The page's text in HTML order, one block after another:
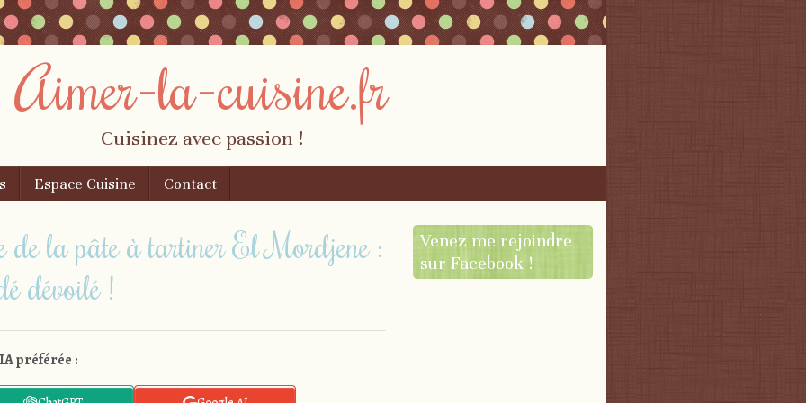
Aimer-la-cuisine.fr
Cuisinez avec passion !
Espace Cuisine Contact
de la pâte à tartiner El Mordjene :
dévoilé !
préférée :
Venez me rejoindre
sur Facebook !